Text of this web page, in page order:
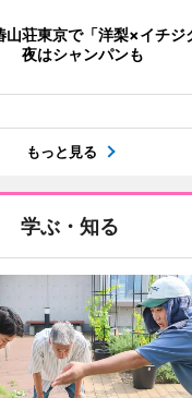
山荘東京で「洋梨×イチジ
夜はシャンパンも
もっと見る
学ぶ・知る